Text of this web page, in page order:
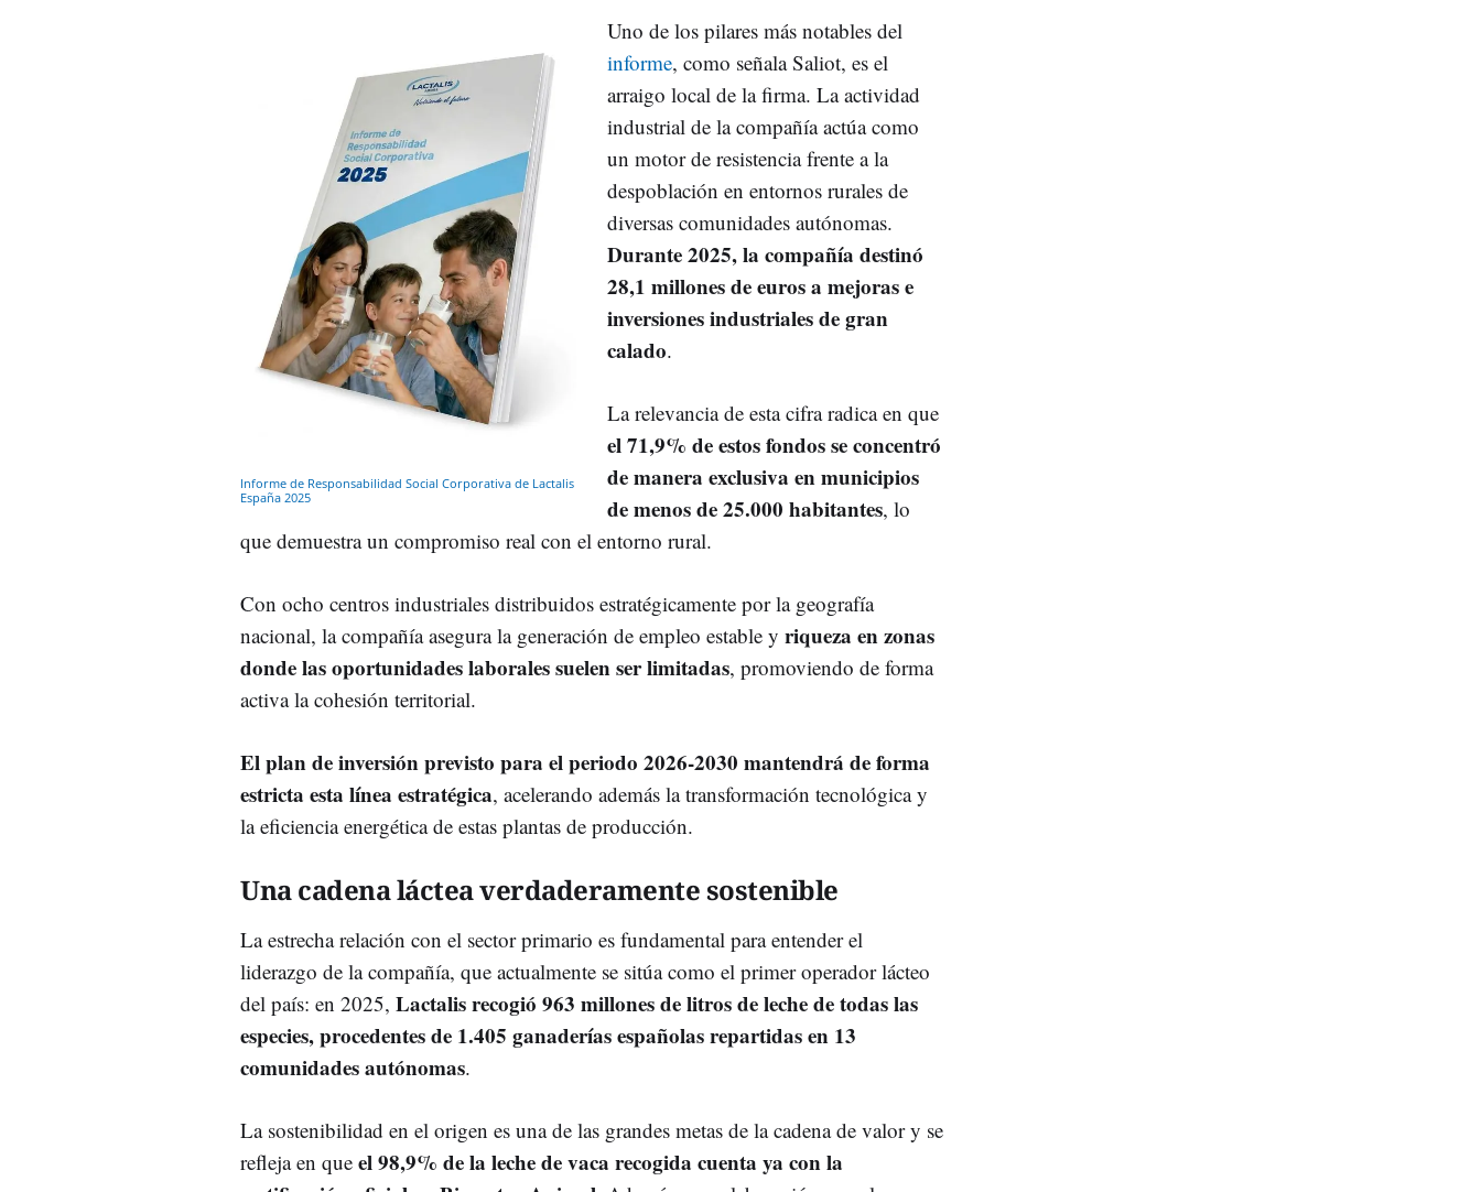
Informe de Responsabilidad Social Corporativa de Lactalis
España 2025
Uno de los pilares más notables del
informe, como señala Saliot, es el
arraigo local de la firma. La actividad
industrial de la compañía actúa como
un motor de resistencia frente a la
despoblación en entornos rurales de
diversas comunidades autónomas.
Durante 2025, la compañía destinó
28,1 millones de euros a mejoras e
inversiones industriales de gran
calado.
La relevancia de esta cifra radica en que
el 71,9% de estos fondos se concentró
de manera exclusiva en municipios
de menos de 25.000 habitantes, lo
que demuestra un compromiso real con el entorno rural.
Con ocho centros industriales distribuidos estratégicamente por la geografía
nacional, la compañía asegura la generación de empleo estable y riqueza en zonas
donde las oportunidades laborales suelen ser limitadas, promoviendo de forma
activa la cohesión territorial.
El plan de inversión previsto para el periodo 2026-2030 mantendrá de forma
estricta esta línea estratégica, acelerando además la transformación tecnológica y
la eficiencia energética de estas plantas de producción.
Una cadena láctea verdaderamente sostenible
La estrecha relación con el sector primario es fundamental para entender el
liderazgo de la compañía, que actualmente se sitúa como el primer operador lácteo
del país: en 2025, Lactalis recogió 963 millones de litros de leche de todas las
especies, procedentes de 1.405 ganaderías españolas repartidas en 13
comunidades autónomas.
La sostenibilidad en el origen es una de las grandes metas de la cadena de valor y se
refleja en que el 98,9% de la leche de vaca recogida cuenta ya con la